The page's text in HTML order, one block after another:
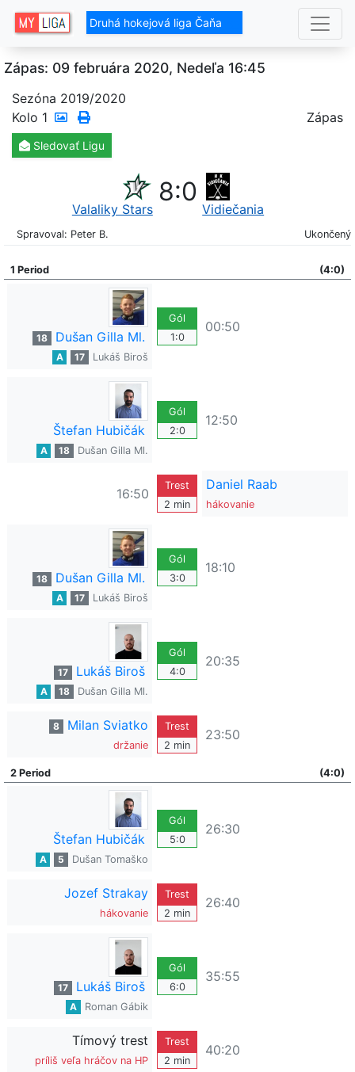
Druhá hokejová liga Čaňa
Zápas: 09 februára 2020, Nedeľa 16:45
Sezóna 2019/2020
Kolo 1 Zápas
Sledovať Ligu
Valaliky Stars
8:0
Vidiečania
Spravoval: Peter B. Ukončený
1 Period (4:0)
18 Dušan Gilla Ml.
A 17 Lukáš Biroš
Gól
1:0
00:50
Štefan Hubičák
A 18 Dušan Gilla Ml.
Gól
2:0
12:50
16:50
Trest
2 min
Daniel Raab
hákovanie
18 Dušan Gilla Ml.
A 17 Lukáš Biroš
Gól
3:0
18:10
17 Lukáš Biroš
A 18 Dušan Gilla Ml.
Gól
4:0
20:35
8 Milan Sviatko
držanie
Trest
2 min
23:50
2 Period (4:0)
Štefan Hubičák
A 5 Dušan Tomaško
Gól
5:0
26:30
Jozef Strakay
hákovanie
Trest
2 min
26:40
17 Lukáš Biroš
A Roman Gábik
Gól
6:0
35:55
Tímový trest
príliš veľa hráčov na HP
Trest
2 min
40:20